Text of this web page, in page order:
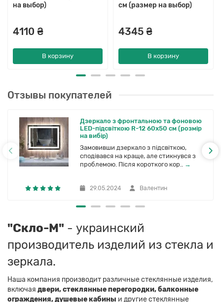
на выбор)
4110 ₴
В корзину
см (размер на выбор)
4345 ₴
В корзину
Отзывы покупателей
Дзеркало з фронтальною та фоновою
LED-підсвіткою R-12 60x50 см (розмір
на вибір)
Замовивши дзеркало з підсвіткою,
сподівався на краще, але стикнувся з
проблемою. Після короткого кор..
→
29.05.2024 Валентин
"Скло-М" - украинский
производитель изделий из стекла и
зеркала.
Наша компания производит различные стеклянные изделия,
включая двери, стеклянные перегородки, балконные
ограждения, душевые кабины и другие стеклянные